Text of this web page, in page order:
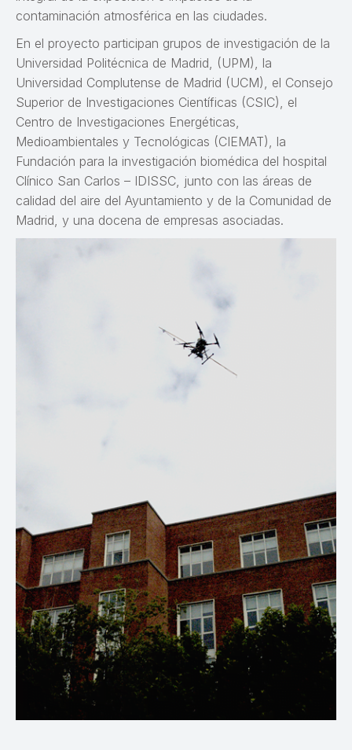
contaminación atmosférica en las ciudades.
En el proyecto participan grupos de investigación de la
Universidad Politécnica de Madrid, (UPM), la
Universidad Complutense de Madrid (UCM), el Consejo
Superior de Investigaciones Científicas (CSIC), el
Centro de Investigaciones Energéticas,
Medioambientales y Tecnológicas (CIEMAT), la
Fundación para la investigación biomédica del hospital
Clínico San Carlos – IDISSC, junto con las áreas de
calidad del aire del Ayuntamiento y de la Comunidad de
Madrid, y una docena de empresas asociadas.